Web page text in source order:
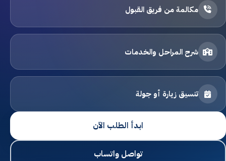
اتصل بنا
الخصوصية
الشروط والأحكام
التوظيف
مكالمة من فريق القبول
شرح المراحل والخدمات
تنسيق زيارة أو جولة
ابدأ الطلب الآن
تواصل واتساب